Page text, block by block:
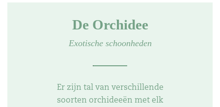
De Orchidee
Exotische schoonheden
Er zijn tal van verschillende
soorten orchideeën met elk